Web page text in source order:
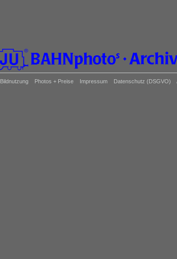
Bildnutzung Photos + Preise Impressum Datenschutz (DSGVO)